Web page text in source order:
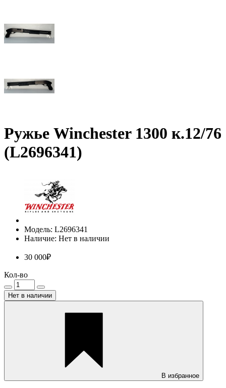
Ружье Winchester 1300 к.12/76
(L2696341)
Модель: L2696341
Наличие: Нет в наличии
30 000₽
Кол-во
Нет в наличии
В избранное